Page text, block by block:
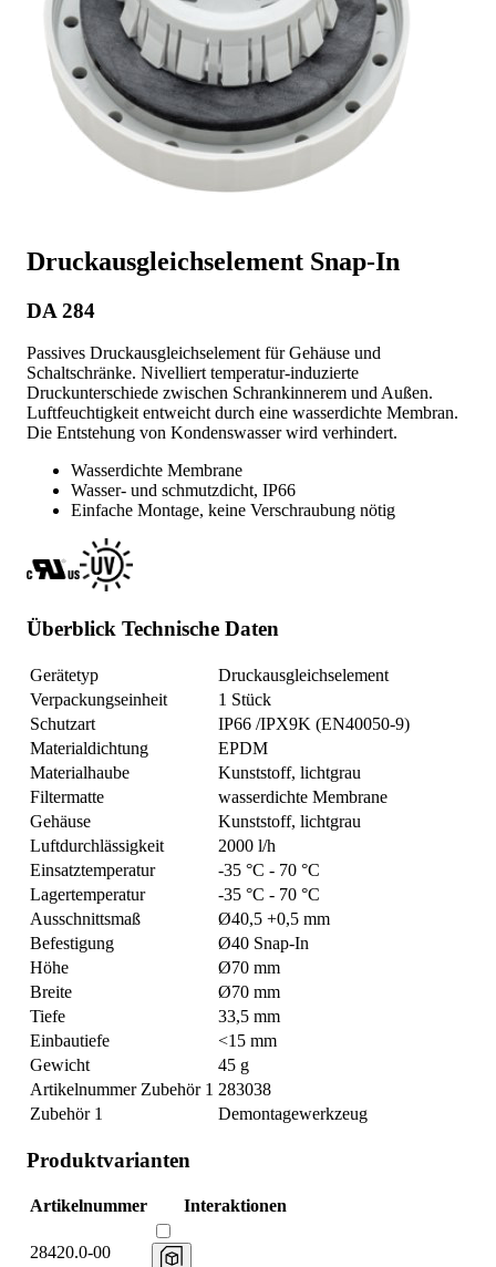
Druckausgleichselement Snap-In
DA 284
Passives Druckausgleichselement für Gehäuse und
Schaltschränke. Nivelliert temperatur-induzierte
Druckunterschiede zwischen Schrankinnerem und Außen.
Luftfeuchtigkeit entweicht durch eine wasserdichte Membran.
Die Entstehung von Kondenswasser wird verhindert.
Wasserdichte Membrane
Wasser- und schmutzdicht, IP66
Einfache Montage, keine Verschraubung nötig
Überblick Technische Daten
Gerätetyp
Druckausgleichselement
Verpackungseinheit
1 Stück
Schutzart
IP66 /IPX9K (EN40050-9)
Materialdichtung
EPDM
Materialhaube
Kunststoff, lichtgrau
Filtermatte
wasserdichte Membrane
Gehäuse
Kunststoff, lichtgrau
Luftdurchlässigkeit
2000 l/h
Einsatztemperatur
-35 °C - 70 °C
Lagertemperatur
-35 °C - 70 °C
Ausschnittsmaß
Ø40,5 +0,5 mm
Befestigung
Ø40 Snap-In
Höhe
Ø70 mm
Breite
Ø70 mm
Tiefe
33,5 mm
Einbautiefe
<15 mm
Gewicht
45 g
Artikelnummer Zubehör 1 283038
Zubehör 1
Demontagewerkzeug
Produktvarianten
Artikelnummer Interaktionen
28420.0-00